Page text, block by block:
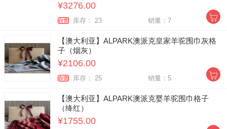
¥3276.00
自营 库存： 23 销量：7
【澳大利亚】ALPARK澳派克皇家羊驼围巾灰格
子（烟灰）
¥2106.00
自营 库存： 25 销量：5
【澳大利亚】ALPARK澳派克婴羊驼围巾格子
（绛红）
¥1755.00